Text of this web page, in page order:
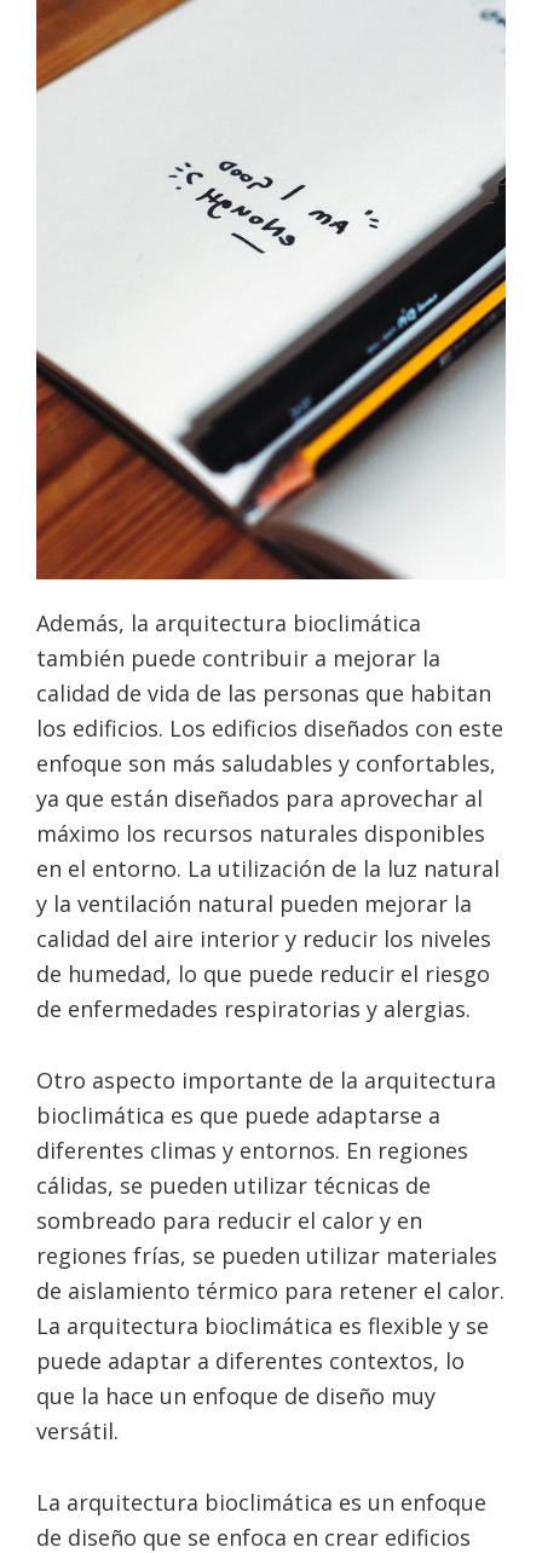
Además, la arquitectura bioclimática
también puede contribuir a mejorar la
calidad de vida de las personas que habitan
los edificios. Los edificios diseñados con este
enfoque son más saludables y confortables,
ya que están diseñados para aprovechar al
máximo los recursos naturales disponibles
en el entorno. La utilización de la luz natural
y la ventilación natural pueden mejorar la
calidad del aire interior y reducir los niveles
de humedad, lo que puede reducir el riesgo
de enfermedades respiratorias y alergias.
Otro aspecto importante de la arquitectura
bioclimática es que puede adaptarse a
diferentes climas y entornos. En regiones
cálidas, se pueden utilizar técnicas de
sombreado para reducir el calor y en
regiones frías, se pueden utilizar materiales
de aislamiento térmico para retener el calor.
La arquitectura bioclimática es flexible y se
puede adaptar a diferentes contextos, lo
que la hace un enfoque de diseño muy
versátil.
La arquitectura bioclimática es un enfoque
de diseño que se enfoca en crear edificios